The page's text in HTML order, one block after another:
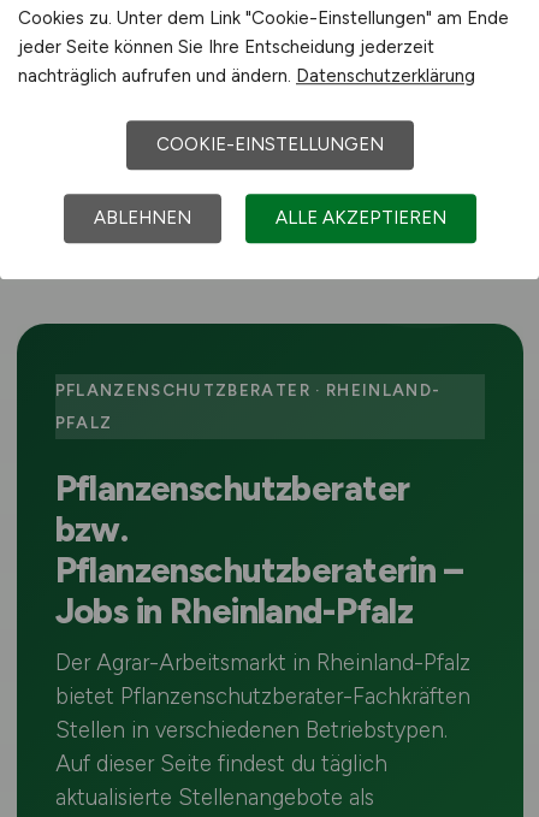
vor 3 Tagen
Wittenburg
1 3 vor
PFLANZENSCHUTZBERATER · RHEINLAND-
PFALZ
Pflanzenschutzberater
bzw.
Pflanzenschutzberaterin –
Jobs in Rheinland-Pfalz
Der Agrar-Arbeitsmarkt in Rheinland-Pfalz
bietet Pflanzenschutzberater-Fachkräften
Stellen in verschiedenen Betriebstypen.
Auf dieser Seite findest du täglich
aktualisierte Stellenangebote als
Cookies zu. Unter dem Link "Cookie-Einstellungen" am Ende
jeder Seite können Sie Ihre Entscheidung jederzeit
nachträglich aufrufen und ändern. Datenschutzerklärung
COOKIE-EINSTELLUNGEN
ABLEHNEN ALLE AKZEPTIEREN